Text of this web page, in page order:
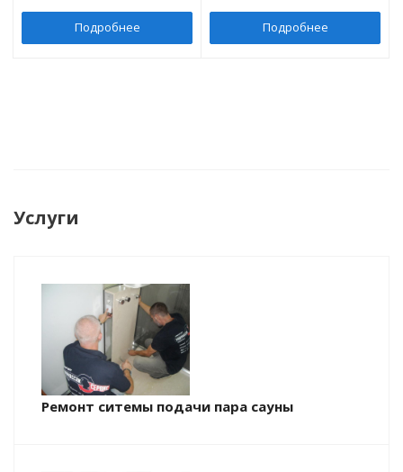
Подробнее Подробнее
Услуги
Ремонт ситемы подачи пара сауны